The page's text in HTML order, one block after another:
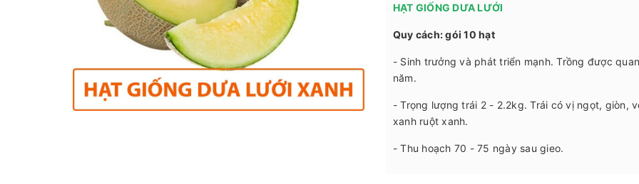
HẠT GIỐNG DƯA LƯỚI
Quy cách: gói 10 hạt
- Sinh trưởng và phát triển mạnh. Trồng được
năm.
- Trọng lượng trái 2 - 2.2kg. Trái có vị ngọt, giòn,
xanh ruột xanh.
- Thu hoạch 70 - 75 ngày sau gieo.